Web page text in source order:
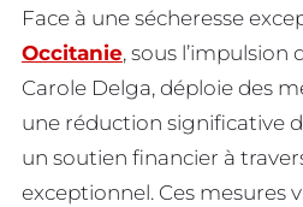
Face à une sécheresse
Occitanie, sous l’impulsion
Carole Delga, déploie des
une réduction significative
un soutien financier à
exceptionnel. Ces mesures